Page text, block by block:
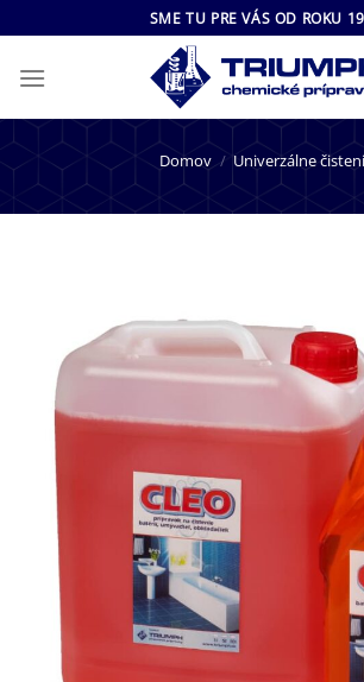
to
content
SME TU PRE VÁS OD ROKU
Domov / Univerzálne